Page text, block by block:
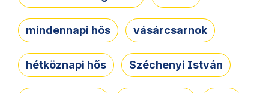
mindennapi hős vásárcsarnok
hétköznapi hős Széchenyi István